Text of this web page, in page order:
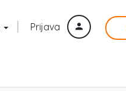
Prijava